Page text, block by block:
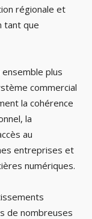
régionale et
tant que
plus
commercial
la cohérence
la
au
entreprises et
numériques.
de nombreuses